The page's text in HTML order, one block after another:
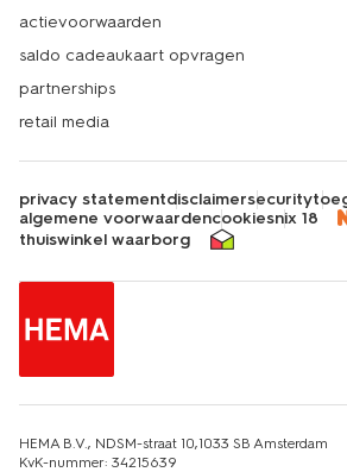
actievoorwaarden
saldo cadeaukaart opvragen
partnerships
retail media
privacy statementdisclaimersecurity
algemene voorwaardencookiesnix 18
thuiswinkel waarborg
HEMA B.V., NDSM-straat 10,1033 SB Amsterdam
KvK-nummer: 34215639